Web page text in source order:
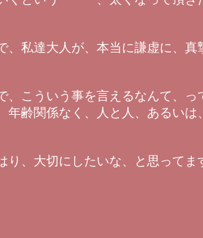
、私達大人が、本当に謙虚に、
、こういう事を言えるなんて、
年齢関係なく、人と人、あるい
り、大切にしたいな、と思ってま